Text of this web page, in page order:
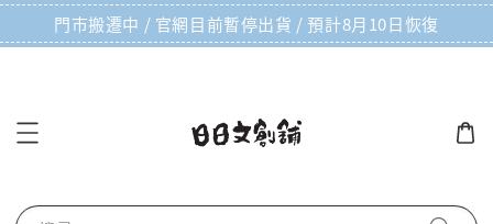
門市搬遷中 / 官網目前暫停出貨 / 預計8月10日恢復